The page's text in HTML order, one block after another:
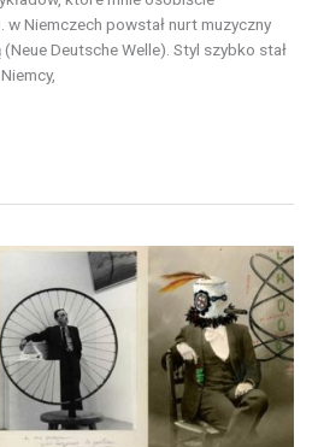
w Niemczech powstał nurt muzyczny
Deutsche Welle). Styl szybko stał